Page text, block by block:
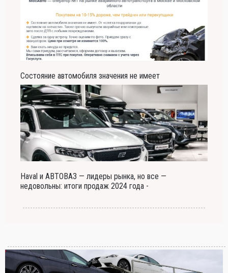
Состояние автомобиля значения не имеет
Haval и АВТОВАЗ — лидеры рынка, но все —
недовольны: итоги продаж 2024 года -